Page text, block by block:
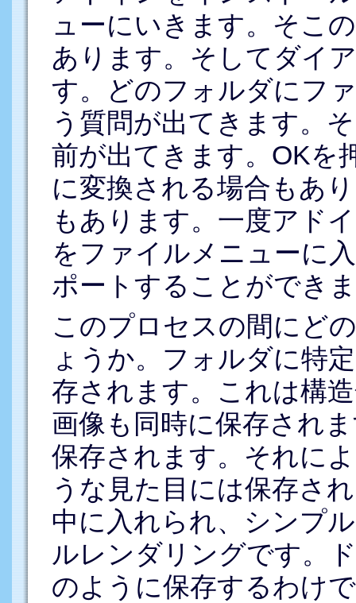
ューにいきます。そこ
あります。そしてダイ
す。どのフォルダにフ
う質問が出てきます。
前が出てきます。OKを
に変換される場合もあ
もあります。一度アド
をファイルメニューに
ポートすることができ
このプロセスの間にど
ょうか。フォルダに特
存されます。これは構
画像も同時に保存され
保存されます。それに
うな見た目には保存さ
中に入れられ、シンプ
ルレンダリングです。
のように保存するわけ